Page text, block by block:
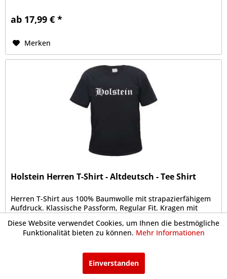
ab 17,99 € *
Merken
Holstein Herren T-Shirt - Altdeutsch - Tee Shirt
Herren T-Shirt aus 100% Baumwolle mit strapazierfähigem
Aufdruck. Klassische Passform, Regular Fit. Kragen mit
Ärmelabschluss und Bund
Diese Website verwendet Cookies, um Ihnen die bestmögliche
Funktionalität bieten zu können. Mehr Informationen
Einverstanden